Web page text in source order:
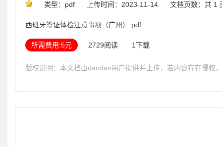
类型：pdf 上传时间：2023-11-14 文档页数：共 1
西班牙签证体检注意事项（广州）.pdf
所需费用:5元 2729阅读 1下载
版权说明：本文档由dandan用户提供并上传，若内容存在侵权